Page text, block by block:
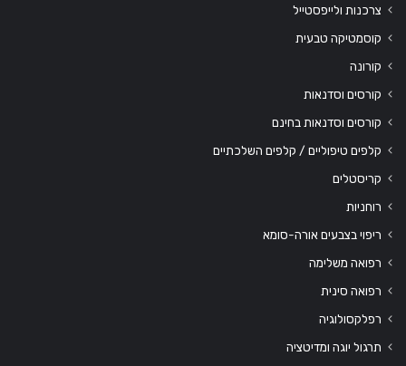
צרכנות ולייפסטייל
קוסמטיקה טבעית
קורונה
קורסים וסדנאות
קורסים וסדנאות בחינם
קלפים טיפוליים / קלפים השלכתיים
קריסטלים
רוחניות
ריפוי בצבעים אורה-סומא
רפואה משלימה
רפואה סינית
רפלקסולוגיה
תרגול יוגה ומדיטציה